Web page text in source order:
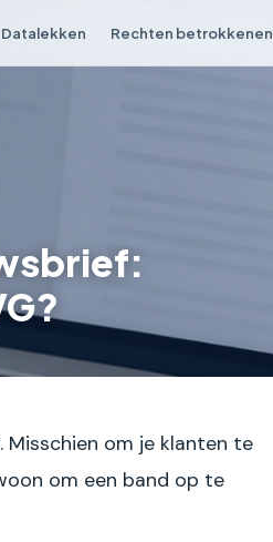
Datalekken Rechten betrokkenen
om je klanten te
om een band op te